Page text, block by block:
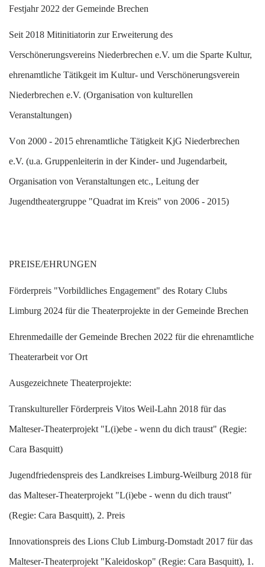
Festjahr 2022 der Gemeinde Brechen
Seit 2018 Mitinitiatorin zur Erweiterung des
Verschönerungsvereins Niederbrechen e.V. um die Sparte Kultur,
ehrenamtliche Tätikgeit im Kultur- und Verschönerungsverein
Niederbrechen e.V. (Organisation von kulturellen
Veranstaltungen)
Von 2000 - 2015 ehrenamtliche Tätigkeit KjG Niederbrechen
e.V. (u.a. Gruppenleiterin in der Kinder- und Jugendarbeit,
Organisation von Veranstaltungen etc., Leitung der
Jugendtheatergruppe "Quadrat im Kreis" von 2006 - 2015)
PREISE/EHRUNGEN
Förderpreis "Vorbildliches Engagement" des Rotary Clubs
Limburg 2024 für die Theaterprojekte in der Gemeinde Brechen
Ehrenmedaille der Gemeinde Brechen 2022 für die ehrenamtliche
Theaterarbeit vor Ort
Ausgezeichnete Theaterprojekte:
Transkultureller Förderpreis Vitos Weil-Lahn 2018 für das
Malteser-Theaterprojekt "L(i)ebe - wenn du dich traust" (Regie:
Cara Basquitt)
Jugendfriedenspreis des Landkreises Limburg-Weilburg 2018 für
das Malteser-Theaterprojekt "L(i)ebe - wenn du dich traust"
(Regie: Cara Basquitt), 2. Preis
Innovationspreis des Lions Club Limburg-Domstadt 2017 für das
Malteser-Theaterprojekt "Kaleidoskop" (Regie: Cara Basquitt), 1.